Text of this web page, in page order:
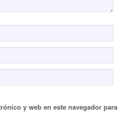
y web en este navegador para